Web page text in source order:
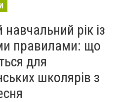
у парку (ВІДЕО)
рік із
правилами: що
для
школярів з